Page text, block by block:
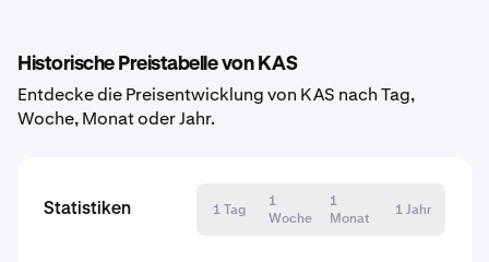
Historische Preistabelle von KAS
Entdecke die Preisentwicklung von KAS nach Tag,
Woche, Monat oder Jahr.
Statistiken 1 Tag
1
Woche
1
Monat
1 Jahr